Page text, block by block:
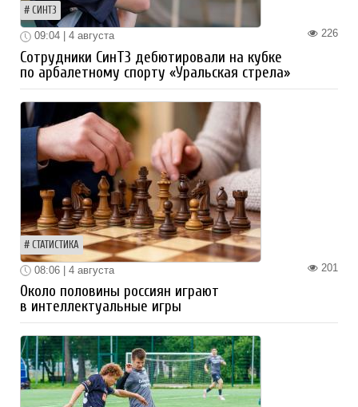
СИНТЗ
226
09:04 | 4 августа
Сотрудники СинТЗ дебютировали на кубке
по арбалетному спорту «Уральская стрела»
СТАТИСТИКА
201
08:06 | 4 августа
Около половины россиян играют
в интеллектуальные игры